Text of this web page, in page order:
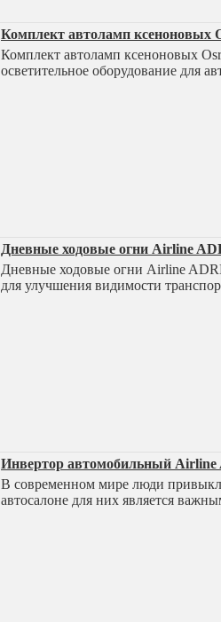
Комплект автоламп ксеноновых
Комплект автоламп ксеноновых
осветительное оборудование для
Дневные ходовые огни Airline
Дневные ходовые огни Airline
для улучшения видимости
Инвертор автомобильный Airline
В современном мире люди
автосалоне для них является